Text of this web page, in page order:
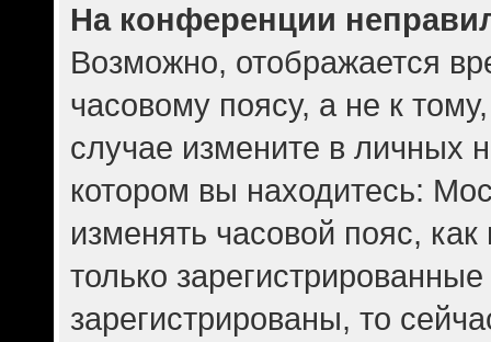
На конференции
Возможно, отображается
часовому поясу, а не к
случае измените в личных
котором вы находитесь:
изменять часовой пояс,
только
зарегистрированы, то